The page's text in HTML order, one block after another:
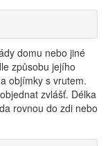
domu nebo jiné
způsobu jejího
objímky s vrutem.
zvlášť. Délka
rovnou do zdi nebo